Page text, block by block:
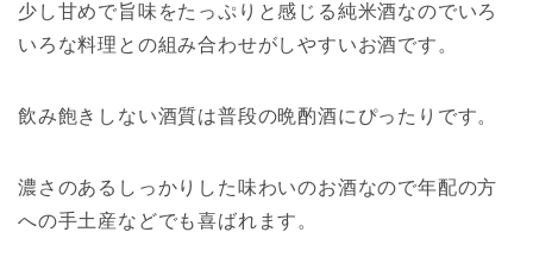
少し甘めで旨味をたっぷりと感じる純米酒なのでいろ
いろな料理との組み合わせがしやすいお酒です。
飲み飽きしない酒質は普段の晩酌酒にぴったりです。
濃さのあるしっかりした味わいのお酒なので年配の方
への手土産などでも喜ばれます。